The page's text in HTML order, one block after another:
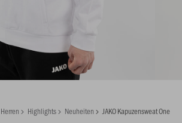
Herren Highlights Neuheiten JAKO Kapuzensweat One